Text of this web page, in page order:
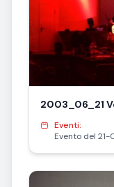
2003_06_21
Eventi:
Evento del 21-